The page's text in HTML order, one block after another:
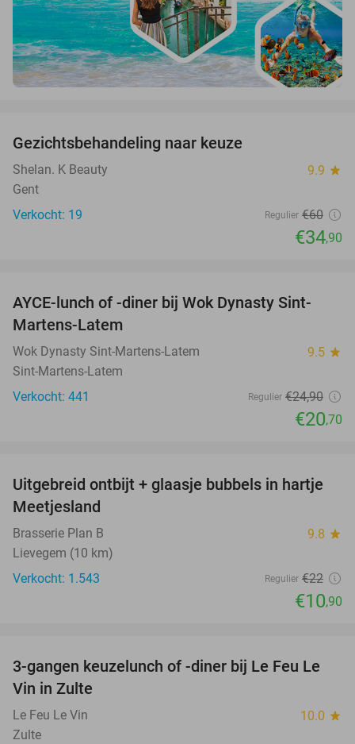
Gezichtsbehandeling naar keuze
Shelan. K Beauty 9.9 star
Gent
Verkocht: 19
Regulier €60
€34,90
17%
AYCE-lunch of -diner bij Wok Dynasty Sint-
Martens-Latem
Wok Dynasty Sint-Martens-Latem 9.5 star
Sint-Martens-Latem
Verkocht: 441
Regulier €24,90
€20,70
50%
Uitgebreid ontbijt + glaasje bubbels in hartje
Meetjesland
Brasserie Plan B 9.8 star
Lievegem (10 km)
Verkocht: 1.543
Regulier €22
€10,90
33%
3-gangen keuzelunch of -diner bij Le Feu Le
Vin in Zulte
Le Feu Le Vin 10.0 star
Zulte